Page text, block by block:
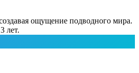
ощущение подводного мира.
лет.